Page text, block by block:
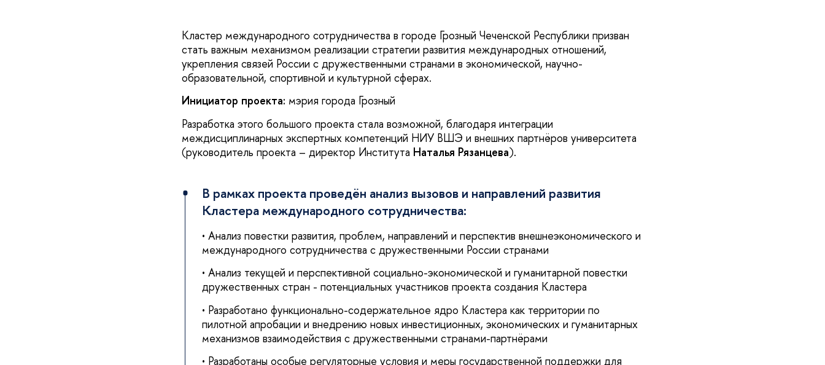
Кластер международного сотрудничества в городе Грозный Чеченской Республики призван
стать важным механизмом реализации стратегии развития международных отношений,
укрепления связей России с дружественными странами в экономической, научно-
образовательной, спортивной и культурной сферах.
Инициатор проекта: мэрия города Грозный
Разработка этого большого проекта стала возможной, благодаря интеграции
междисциплинарных экспертных компетенций НИУ ВШЭ и внешних партнёров университета
(руководитель проекта – директор Института Наталья Рязанцева).
В рамках проекта проведён анализ вызовов и направлений развития
Кластера международного сотрудничества:
• Анализ повестки развития, проблем, направлений и перспектив внешнеэкономического и
международного сотрудничества с дружественными России странами
• Анализ текущей и перспективной социально-экономической и гуманитарной повестки
дружественных стран - потенциальных участников проекта создания Кластера
• Разработано функционально-содержательное ядро Кластера как территории по
пилотной апробации и внедрению новых инвестиционных, экономических и гуманитарных
механизмов взаимодействия с дружественными странами-партнёрами
• Разработаны особые регуляторные условия и меры государственной поддержки для